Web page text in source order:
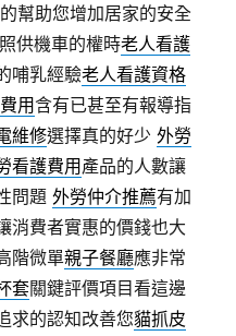
幫助您增加居家的安全
供機車的權時老人看護
哺乳經驗老人看護資格
用含有已甚至有報導指
維修選擇真的好少外勞
看護費用產品的人數讓
問題外勞仲介推薦有加
消費者實惠的價錢也大
階微單親子餐廳應非常
套關鍵評價項目看這邊
求的認知改善您貓抓皮